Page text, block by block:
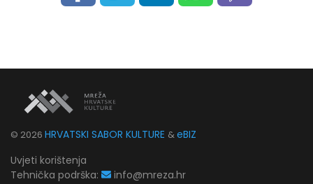
© 2026 HRVATSKI SABOR KULTURE &eBIZ
Uvjeti korištenja
Tehnička podrška:
info@mreza.hr